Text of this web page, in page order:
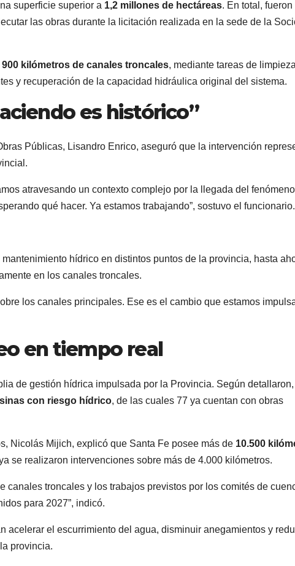
superficie superior a 1,2 millones de hectáreas. En total, fueron
las obras durante la licitación realizada en la sede de la
900 kilómetros de canales troncales, mediante tareas de
y recuperación de la capacidad hidráulica original del sistema.
es histórico”
Públicas, Lisandro Enrico, aseguró que la intervención
atravesando un contexto complejo por la llegada del
qué hacer. Ya estamos trabajando”, sostuvo el funcionario.
hídrico en distintos puntos de la provincia, hasta
en los canales troncales.
los canales principales. Ese es el cambio que estamos
en tiempo real
de gestión hídrica impulsada por la Provincia. Según detallaron,
con riesgo hídrico, de las cuales 77 ya cuentan con obras
Nicolás Mijich, explicó que Santa Fe posee más de 10.500
se realizaron intervenciones sobre más de 4.000 kilómetros.
canales troncales y los trabajos previstos por los comités de
para 2027”, indicó.
acelerar el escurrimiento del agua, disminuir anegamientos y
provincia.